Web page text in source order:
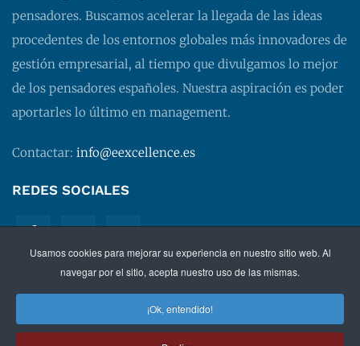
Usamos cookies para mejorar su experiencia en nuestro sitio web. Al
navegar por el sitio, acepta nuestro uso de las mismas.
¡Ok, entendido!
pensadores. Buscamos acelerar la llegada de las ideas
procedentes de los entornos globales más innovadores de
gestión empresarial, al tiempo que divulgamos lo mejor
de los pensadores españoles. Nuestra aspiración es poder
aportarles lo último en management.
Contactar: info@eexcellence.es
REDES SOCIALES
©2026 EXECUTIVE EXCELLENCE.Managementpara